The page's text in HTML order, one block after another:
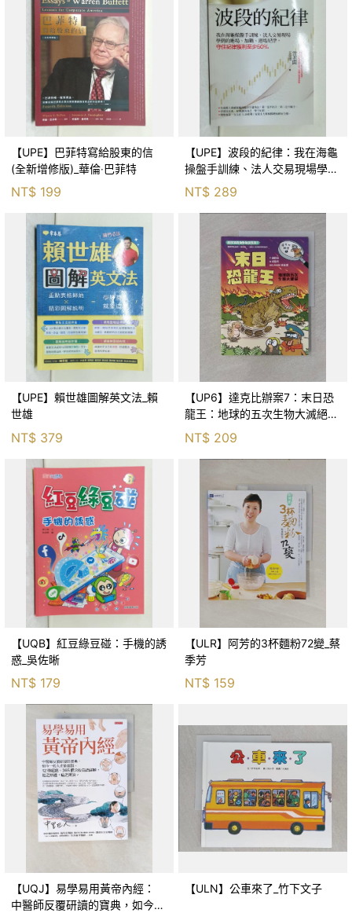
【UPE】巴菲特寫給股東的信
(全新增修版)_華倫‧巴菲特
NT$ 199
【UPE】波段的紀律：我在海龜
操盤手訓練、法人交易現場學到
的進場、加碼、退場紀律，守住
紀律獲利至少50％_雷老闆
NT$ 289
【UPE】賴世雄圖解英文法_賴
世雄
NT$ 379
【UP6】達克比辦案7：末日恐
龍王：地球的五次生物大滅絕_
胡妙芬
NT$ 209
【UQB】紅豆綠豆碰：手機的誘
惑_吳佐晰
NT$ 179
【ULR】阿芳的3杯麵粉72變_蔡
季芳
NT$ 159
【UQJ】易學易用黃帝內經：
中醫師反覆研讀的寶典，如今一
【ULN】公車來了_竹下文子